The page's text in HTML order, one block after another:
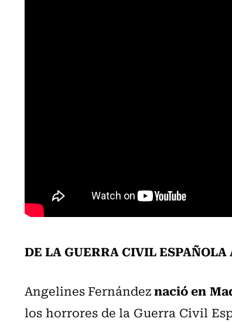
DE LA GUERRA CIVIL
Angelines Fernándeznació en
los horrores de la Guerra Civil